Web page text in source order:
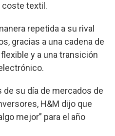
coste textil.
repetida a su rival
gracias a una cadena de
y a una transición
su día de mercados de
H&M dijo que
mejor” para el año